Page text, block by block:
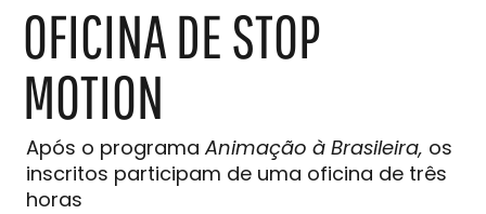
OFICINA DE STOP
MOTION
Após o programaAnimação à Brasileira, os
inscritos participam de uma oficina de três
horas